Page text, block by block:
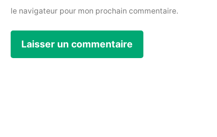
le navigateur pour mon prochain commentaire.